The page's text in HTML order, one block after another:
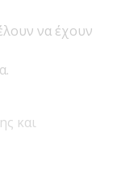
να έχουν
και